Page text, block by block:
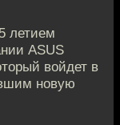
летием
ASUS
войдет в
новую